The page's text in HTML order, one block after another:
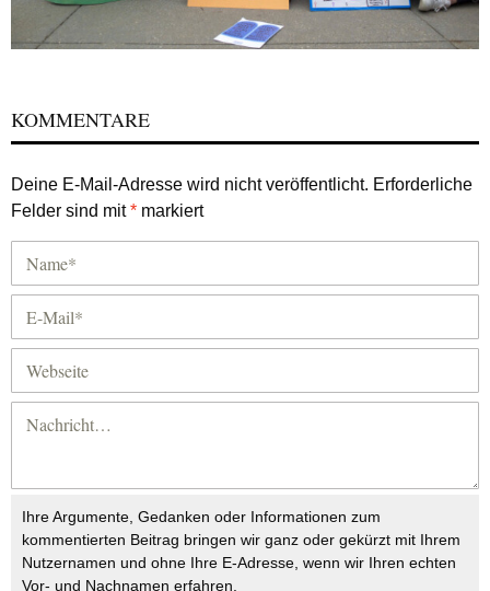
KOMMENTARE
Deine E-Mail-Adresse wird nicht veröffentlicht. Erforderliche
Felder sind mit* markiert
Ihre Argumente, Gedanken oder Informationen zum
kommentierten Beitrag bringen wir ganz oder gekürzt mit Ihrem
Nutzernamen und ohne Ihre E-Adresse, wenn wir Ihren echten
Vor- und Nachnamen erfahren.